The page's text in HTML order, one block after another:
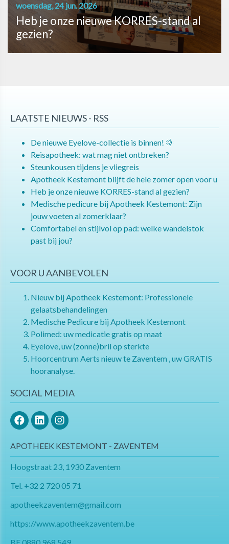
woensdag, 24 jun. 2026
Heb je onze nieuwe KORRES-stand al
gezien?
LAATSTE NIEUWS - RSS
De nieuwe Eyelove-collectie is binnen! 🌞
Reisapotheek: wat mag niet ontbreken?
Steunkousen tijdens je vliegreis
Apotheek Kestemont blijft de hele zomer open voor u
Heb je onze nieuwe KORRES-stand al gezien?
Medische pedicure bij Apotheek Kestemont: Zijn
jouw voeten al zomerklaar?
Comfortabel en stijlvol op pad: welke wandelstok
past bij jou?
VOOR U AANBEVOLEN
Nieuw bij Apotheek Kestemont: Professionele
gelaatsbehandelingen
Medische Pedicure bij Apotheek Kestemont
Polimed: uw medicatie gratis op maat
Eyelove, uw (zonne)bril op sterkte
Hoorcentrum Aerts nieuw te Zaventem , uw GRATIS
hooranalyse.
SOCIAL MEDIA
APOTHEEK KESTEMONT - ZAVENTEM
Hoogstraat 23, 1930 Zaventem
Tel. +32 2 720 05 71
apotheekzaventem@gmail.com​​​​​​​
https://www.apotheekzaventem.be